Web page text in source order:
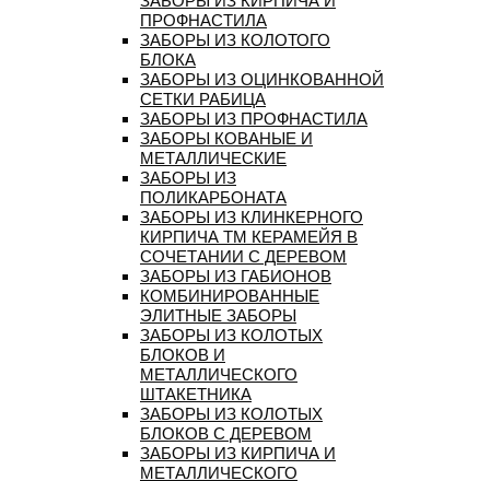
ПРОФНАСТИЛА
ЗАБОРЫ ИЗ КОЛОТОГО
БЛОКА
ЗАБОРЫ ИЗ ОЦИНКОВАННОЙ
СЕТКИ РАБИЦА
ЗАБОРЫ ИЗ ПРОФНАСТИЛА
ЗАБОРЫ КОВАНЫЕ И
МЕТАЛЛИЧЕСКИЕ
ЗАБОРЫ ИЗ
ПОЛИКАРБОНАТА
ЗАБОРЫ ИЗ КЛИНКЕРНОГО
КИРПИЧА ТМ КЕРАМЕЙЯ В
СОЧЕТАНИИ С ДЕРЕВОМ
ЗАБОРЫ ИЗ ГАБИОНОВ
КОМБИНИРОВАННЫЕ
ЭЛИТНЫЕ ЗАБОРЫ
ЗАБОРЫ ИЗ КОЛОТЫХ
БЛОКОВ И
МЕТАЛЛИЧЕСКОГО
ШТАКЕТНИКА
ЗАБОРЫ ИЗ КОЛОТЫХ
БЛОКОВ С ДЕРЕВОМ
ЗАБОРЫ ИЗ КИРПИЧА И
МЕТАЛЛИЧЕСКОГО